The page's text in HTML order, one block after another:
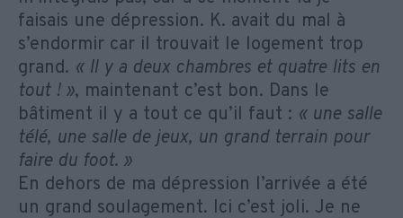
faisais une dépression. K. avait du mal à
s’endormir car il trouvait le logement trop
grand. « Il y a deux chambres et quatre lits en
tout ! », maintenant c’est bon. Dans le
bâtiment il y a tout ce qu’il faut : « une salle
télé, une salle de jeux, un grand terrain pour
faire du foot. »
En dehors de ma dépression l’arrivée a été
un grand soulagement. Ici c’est joli. Je ne